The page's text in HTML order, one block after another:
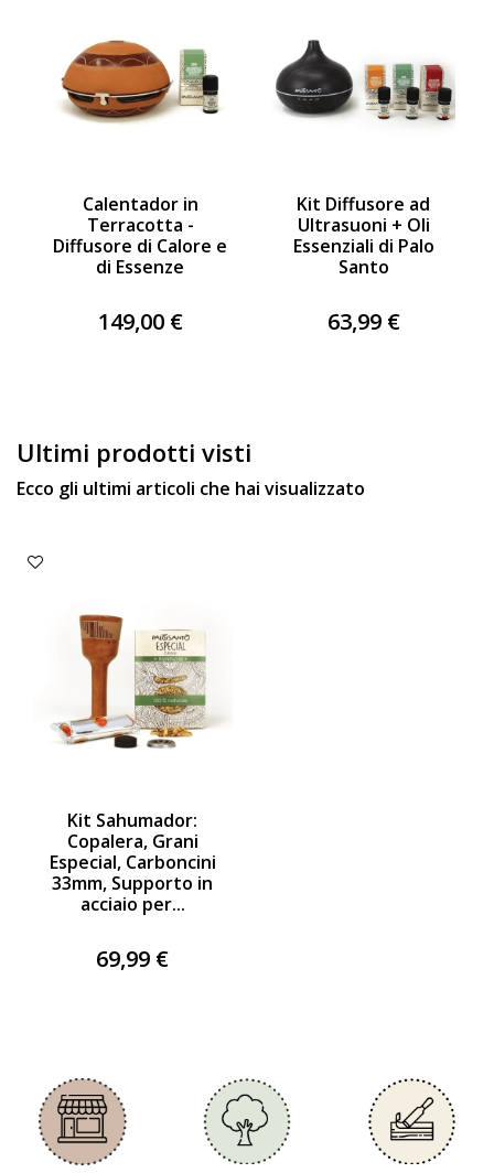
Calentador in
Terracotta -
Diffusore di Calore e
di Essenze
149,00 €
Kit Diffusore ad
Ultrasuoni + Oli
Essenziali di Palo
Santo
63,99 €
Ultimi prodotti visti
Ecco gli ultimi articoli che hai visualizzato
Kit Sahumador:
Copalera, Grani
Especial, Carboncini
33mm, Supporto in
acciaio per...
69,99 €